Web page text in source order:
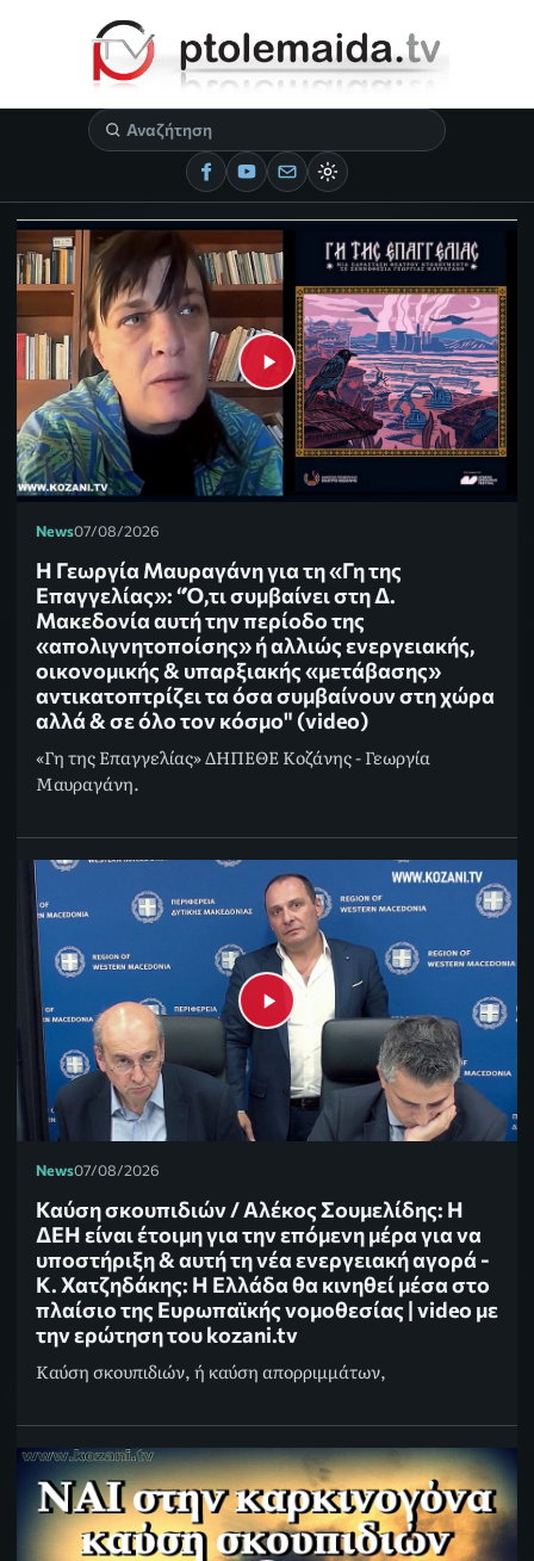
News07/08/2026
Η Γεωργία Μαυραγάνη για τη «Γη της
Επαγγελίας»: “Ό,τι συμβαίνει στη Δ.
Μακεδονία αυτή την περίοδο της
«απολιγνητοποίσης» ή αλλιώς ενεργειακής,
οικονομικής & υπαρξιακής «μετάβασης»
αντικατοπτρίζει τα όσα συμβαίνουν στη χώρα
αλλά & σε όλο τον κόσμο" (video)
«Γη της Επαγγελίας» ΔΗΠΕΘΕ Κοζάνης - Γεωργία
Μαυραγάνη.
News07/08/2026
Καύση σκουπιδιών / Αλέκος Σουμελίδης: Η
ΔΕΗ είναι έτοιμη για την επόμενη μέρα για να
υποστήριξη & αυτή τη νέα ενεργειακή αγορά -
Κ. Χατζηδάκης: Η Ελλάδα θα κινηθεί μέσα στο
πλαίσιο της Ευρωπαϊκής νομοθεσίας | video με
την ερώτηση του kozani.tv
Καύση σκουπιδιών, ή καύση απορριμμάτων,